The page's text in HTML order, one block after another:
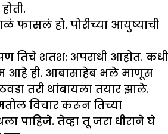
फासलं हो. पोरीच्या आयुष्याची
तिचे शतश: अपराधी आहोत. कधी
आहे ही. आबासाहेब भले माणूस
तरी थांबायला तयार झाले.
विचार करून तिच्या
पाहिजे. तेव्हा तू जरा धीराने घे